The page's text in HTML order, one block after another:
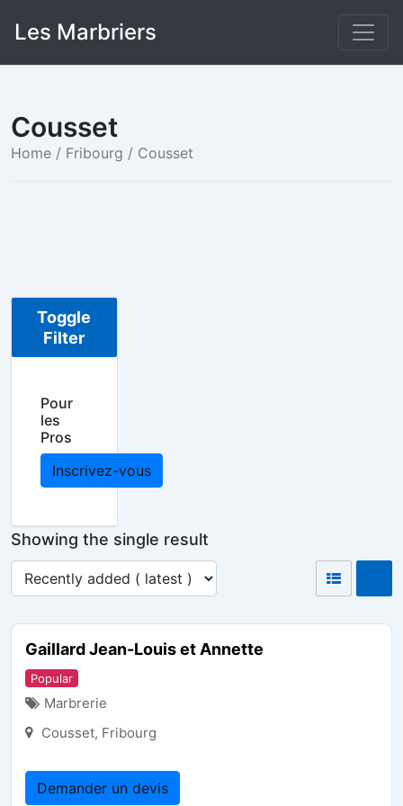
Les Marbriers
Cousset
Home / Fribourg / Cousset
Showing the single result
Gaillard Jean-Louis et Annette
Popular
Marbrerie
Cousset, Fribourg
Demander un devis
Toggle
Filter
Pour
les
Pros
Inscrivez-vous